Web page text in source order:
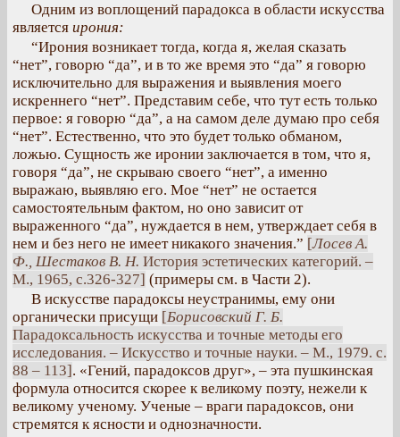
Одним из воплощений парадокса в области искусства
является ирония:
“Ирония возникает тогда, когда я, желая сказать
“нет”, говорю “да”, и в то же время это “да” я говорю
исключительно для выражения и выявления моего
искреннего “нет”. Представим себе, что тут есть только
первое: я говорю “да”, а на самом деле думаю про себя
“нет”. Естественно, что это будет только обманом,
ложью. Сущность же иронии заключается в том, что я,
говоря “да”, не скрываю своего “нет”, а именно
выражаю, выявляю его. Мое “нет” не остается
самостоятельным фактом, но оно зависит от
выраженного “да”, нуждается в нем, утверждает себя в
нем и без него не имеет никакого значения.” [Лосев А.
Ф., Шестаков В. Н. История эстетических категорий. –
М., 1965, с.326-327] (примеры см. в Части 2).
В искусстве парадоксы неустранимы, ему они
органически присущи [Борисовский Г. Б.
Парадоксальность искусства и точные методы его
исследования. – Искусство и точные науки. – М., 1979. с.
88 – 113]. «Гений, парадоксов друг», – эта пушкинская
формула относится скорее к великому поэту, нежели к
великому ученому. Ученые – враги парадоксов, они
стремятся к ясности и однозначности.